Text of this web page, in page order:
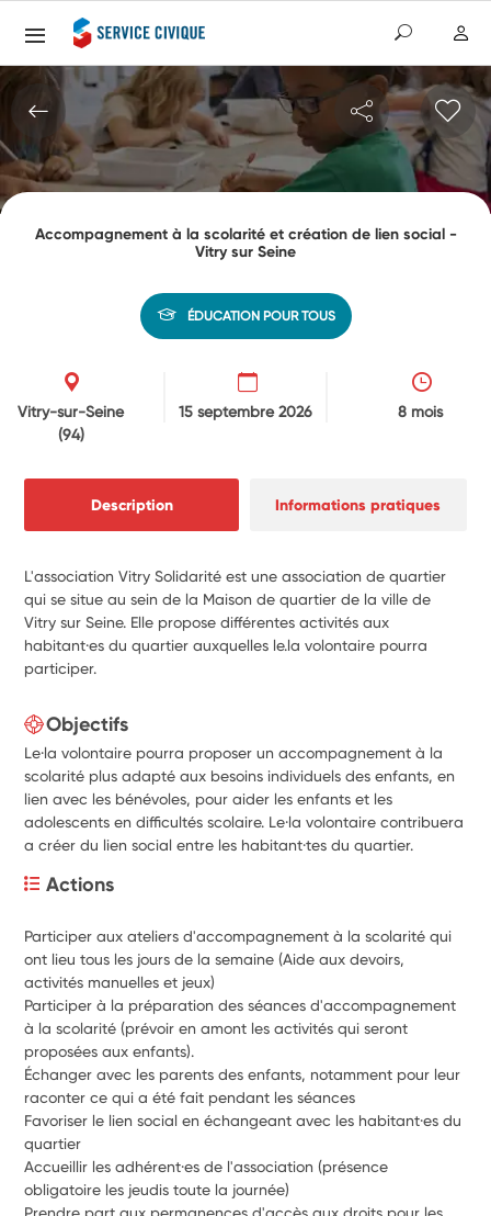
Accompagnement à la scolarité et création de lien social -
Vitry sur Seine
ÉDUCATION POUR TOUS
Vitry-sur-Seine
(94)
15 septembre 2026 8 mois
Description Informations pratiques
L'association Vitry Solidarité est une association de quartier
qui se situe au sein de la Maison de quartier de la ville de
Vitry sur Seine. Elle propose différentes activités aux
habitant·es du quartier auxquelles le.la volontaire pourra
participer.
Objectifs
Le·la volontaire pourra proposer un accompagnement à la
scolarité plus adapté aux besoins individuels des enfants, en
lien avec les bénévoles, pour aider les enfants et les
adolescents en difficultés scolaire. Le·la volontaire contribuera
a créer du lien social entre les habitant·tes du quartier.
Actions
Participer aux ateliers d'accompagnement à la scolarité qui
ont lieu tous les jours de la semaine (Aide aux devoirs,
activités manuelles et jeux)
Participer à la préparation des séances d'accompagnement
à la scolarité (prévoir en amont les activités qui seront
proposées aux enfants).
Échanger avec les parents des enfants, notamment pour leur
raconter ce qui a été fait pendant les séances
Favoriser le lien social en échangeant avec les habitant·es du
quartier
Accueillir les adhérent·es de l'association (présence
obligatoire les jeudis toute la journée)
Prendre part aux permanences d'accès aux droits pour les